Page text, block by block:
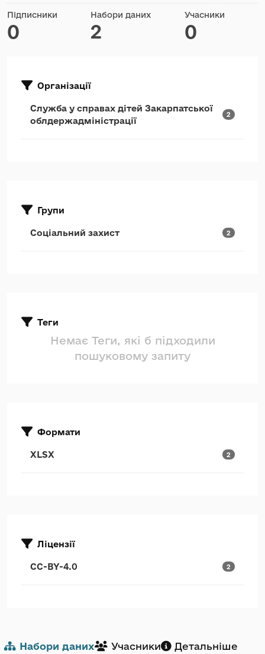
Підписники
0
Набори даних
2
Учасники
0
Організації
Служба у справах дітей Закарпатської
облдержадміністрації
2
Групи
Соціальний захист 2
Теги
Немає Теги, які б підходили
пошуковому запиту
Формати
XLSX 2
Ліцензії
CC-BY-4.0 2
Набори даних Учасники
Детальніше